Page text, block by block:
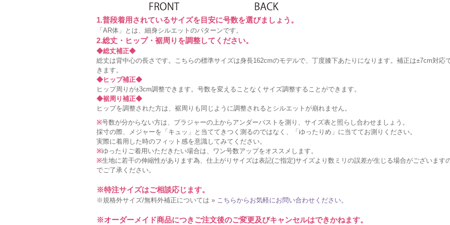
1.普段着用されているサイズを目安に号数を選びましょう。
「AR体」とは、細身シルエットのパターンです。
2.総丈・ヒップ・裾周りを調整してください。
◆総丈補正◆
総丈は背中心の長さです。こちらの標準サイズは身長162cmのモデルで、丁度膝下あたりになります。補正は±7cm対応
きます。
◆ヒップ補正◆
ヒップ周りが±3cm調整できます。号数を変えることなくサイズ調整することができます。
◆裾周り補正◆
ヒップを調整された方は、裾周りも同じように調整されるとシルエットが崩れません。
※号数が分からない方は、ブラジャーの上からアンダーバストを測り、サイズ表と照らし合わせましょう。
採寸の際、メジャーを「キュッ」と当ててきつく測るのではなく、「ゆったりめ」に当ててお測りください。
実際に着用した時のフィット感を意識してみてください。
※ゆったりご着用いただきたい場合は、ワン号数アップをオススメします。
※生地に若干の伸縮性があります為、仕上がりサイズは表記(ご指定)サイズより数ミリの誤差が生じる場合がございます
でご了承ください。
※特注サイズはご相談応じます。
※規格外サイズ/無料外補正については » こちらからお気軽にお問い合わせください。
※オーダーメイド商品につきご注文後のご変更及びキャンセルはできかねます。